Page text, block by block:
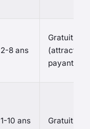
2-8 ans
Gratuit
payantes)
1-10 ans Gratuit